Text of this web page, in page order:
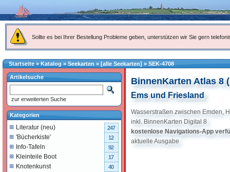
Sollte es bei Ihrer Bestellung Probleme geben, unterstützen wir Sie gern
Startseite»Katalog » Seekarten » [alle Seekarten] » SEK-4708
BinnenKarten Atlas 8
Ems und Friesland
Wasserstraßen zwischen Emden,
inkl. BinnenKarten Digital 8
kostenlose Navigations-App
aktuelle Ausgabe
Artikelsuche
zur erweiterten Suche
Kategorien
Literatur (neu) 247
'Bücherkiste' 12
Info-Tafeln 92
Kleinteile Boot 17
Knotenkunst 40